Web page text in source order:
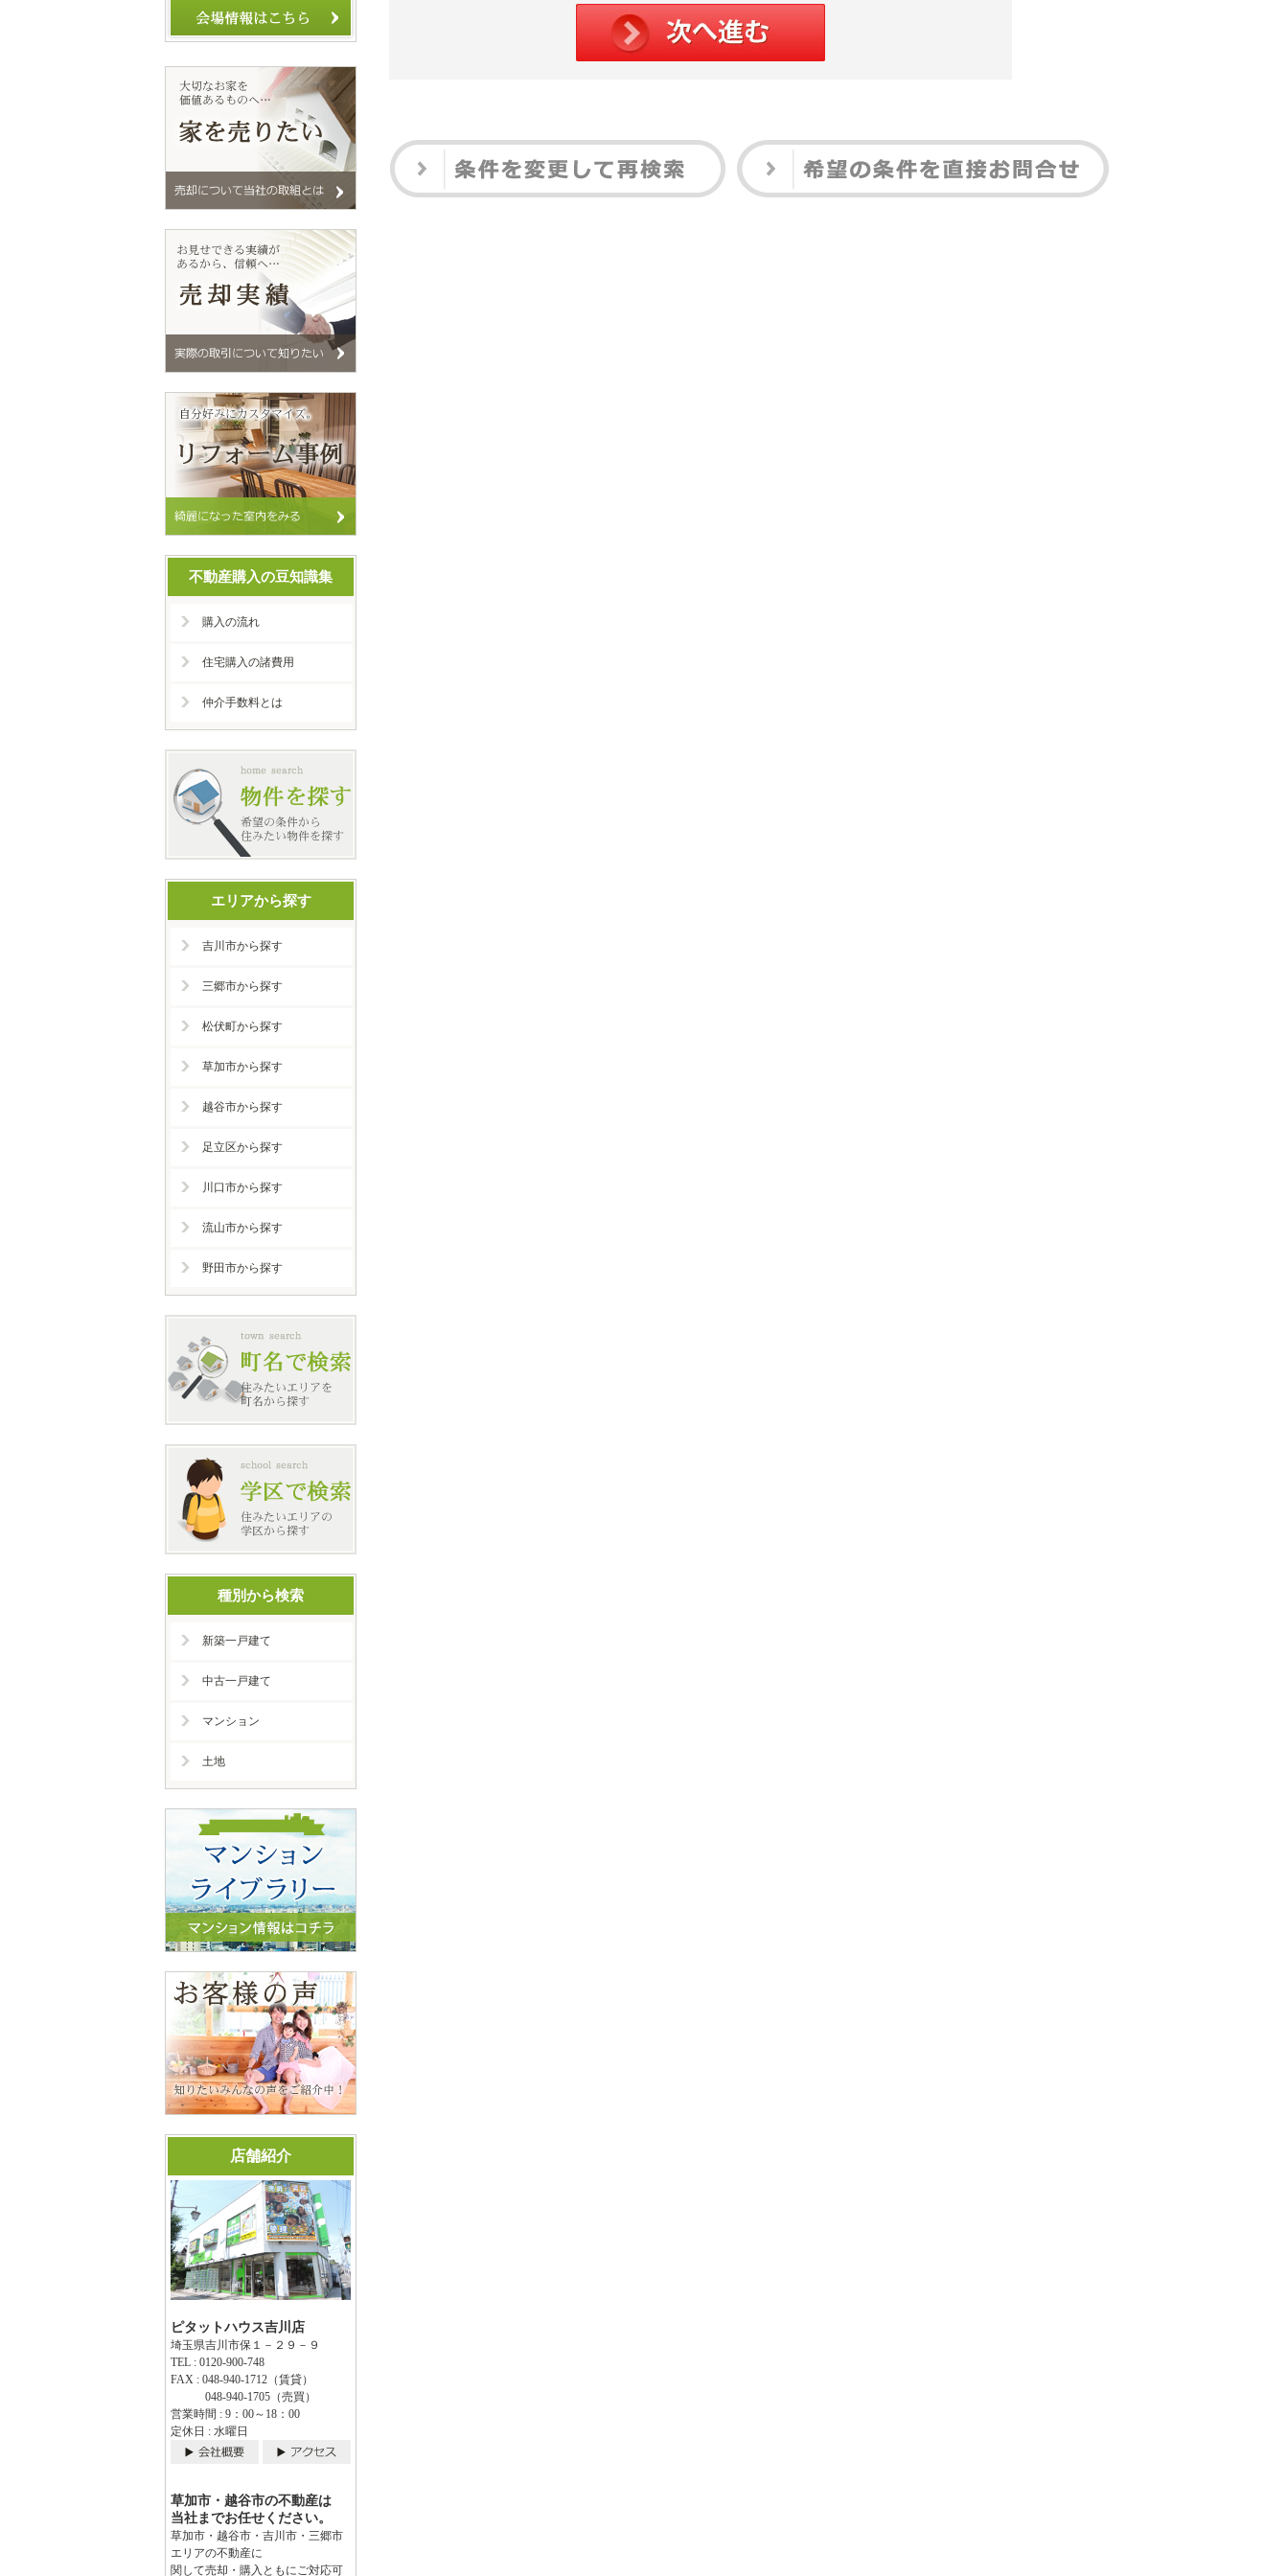
不動産購入の豆知識集
購入の流れ
住宅購入の諸費用
仲介手数料とは
エリアから探す
吉川市から探す
三郷市から探す
松伏町から探す
草加市から探す
越谷市から探す
足立区から探す
川口市から探す
流山市から探す
野田市から探す
種別から検索
新築一戸建て
中古一戸建て
マンション
土地
店舗紹介
ピタットハウス吉川店
埼玉県吉川市保１－２９－９
TEL : 0120-900-748
FAX : 048-940-1712（賃貸）
048-940-1705（売買）
営業時間 : 9：00～18：00
定休日 : 水曜日
草加市・越谷市の不動産は
当社までお任せください。
草加市・越谷市・吉川市・三郷市
エリアの不動産に
関して売却・購入ともにご対応可